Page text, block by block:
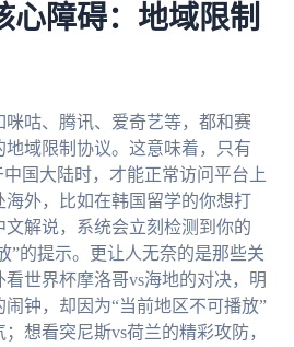
心障碍：地域限制
咪咕、腾讯、爱奇艺等，都和赛
域限制协议。这意味着，只有
国大陆时，才能正常访问平台上
海外，比如在韩国留学的你想打
解说，系统会立刻检测到你的
”的提示。更让人无奈的是那些关
世界杯摩洛哥vs海地的对决，明
钟，却因为“当前地区不可播放”
想看突尼斯vs荷兰的精彩攻防，